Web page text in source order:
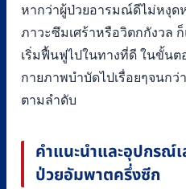
หากว่าผู้ป่วยอารมณ์ดีไม่หงุด
ภาวะซึมเศร้าหรือวิตกกังวล
เริ่มฟื้นฟูไปในทางที่ดี ในขั้น
กายภาพบำบัดไปเรื่อยๆจนก
ตามลำดับ
คำแนะนำและอุปกรณ์
ป่วยอัมพาตครึ่งซีก